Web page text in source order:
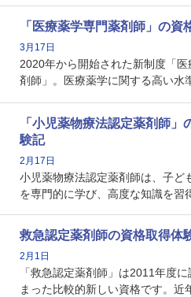
で、重要度が増しているのが認定
資格です。認定薬剤師とはいった
なのでしょうか。それを取得する
メリットがあるのでしょうか。
「医療薬学専門薬剤師」の資
3月17日
2020年から開始された新制度「
剤師」。医療薬学に関する高い水
剤師としての専門性を示す客観的
となります。取得要件は多岐に渡
数回ありますが、患者さんに対し
の証明になる資格と言えます。
「小児薬物療法認定薬剤師」
験記
2月17日
小児薬物療法認定薬剤師は、子ど
を専門的に学び、高度な知識を習
や、特有の疾患、心理状況を理解
深めることで、子どもとその保護
る存在です。今回はそんな小児薬
剤師の取得体験記をご紹介します
救急認定薬剤師の資格取得体
2月1日
「救急認定薬剤師」は2011年度
まった比較的新しい資格です。近